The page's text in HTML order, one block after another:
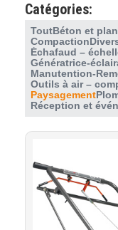
Catégories:
Béton et
Compaction
Échafaud –
Génératrice-
Manutention-
Outils à air –
Paysagement
Réception et
Tout